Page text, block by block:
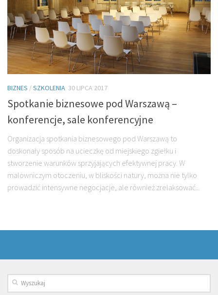
BIZNES /SZKOLENIA 30 LIPCA 2017
Spotkanie biznesowe pod Warszawą –
konferencje, sale konferencyjne
Organizacja spotkania biznesowego pod Warszawą to
doskonały sposób na ucieczkę od miejskiego zgiełku i
stworzenie warunków sprzyjających efektywnej pracy. W
malowniczym otoczeniu, w bliskości natury, można nie tylko
prowadzić intensywne negocjacje, ale również zrelaksować...